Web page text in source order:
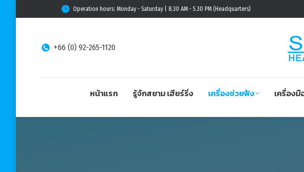
Operation hours: Monday - Saturday | 8.30 AM - 5.30 PM (Headquarters)
+66 (0) 92-265-1120
หน้าแรก รู้จักสยาม เฮียร์ริ่ง เครื่องช่วยฟัง เครื่อง